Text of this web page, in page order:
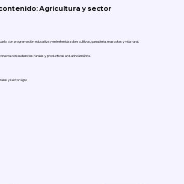
Agricultura y sector
con programación educativa y entretenida sobre cultivos, ganadería, mascotas y vida rural.
con audiencias rurales y productivas en Latinoamérica.
y sector agro